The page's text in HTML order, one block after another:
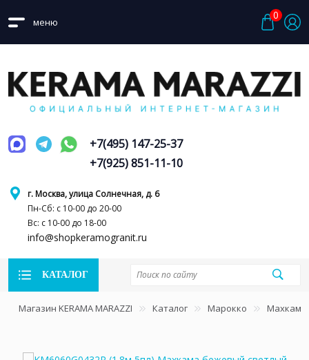
меню
0
г. Москва, улица Солнечная, д. 6
Пн-Сб: с 10-00 до 20-00
Вс: с 10-00 до 18-00
info@shopkeramogranit.ru
+7(495) 147-25-37
+7(925) 851-11-10
КАТАЛОГ
Магазин KERAMA MARAZZI Каталог Марокко Махкама